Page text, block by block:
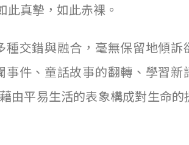
真摯，如此赤裸。
交錯與融合，毫無保留地傾訴
件、童話故事的翻轉、學習新
由平易生活的表象構成對生命的